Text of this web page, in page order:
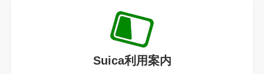
Suica利用案内